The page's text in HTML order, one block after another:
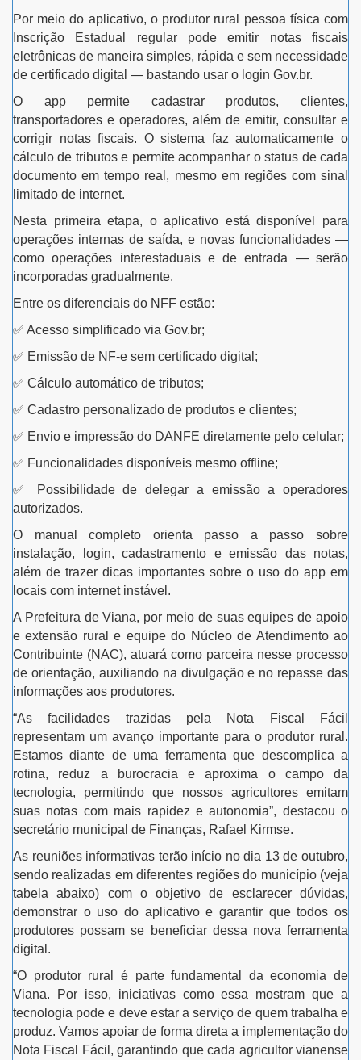
Por meio do aplicativo, o produtor rural pessoa física com
Inscrição Estadual regular pode emitir notas fiscais
eletrônicas de maneira simples, rápida e sem necessidade
de certificado digital — bastando usar o login Gov.br.
O app permite cadastrar produtos, clientes,
transportadores e operadores, além de emitir, consultar e
corrigir notas fiscais. O sistema faz automaticamente o
cálculo de tributos e permite acompanhar o status de cada
documento em tempo real, mesmo em regiões com sinal
limitado de internet.
Nesta primeira etapa, o aplicativo está disponível para
operações internas de saída, e novas funcionalidades —
como operações interestaduais e de entrada — serão
incorporadas gradualmente.
Entre os diferenciais do NFF estão:
✅ Acesso simplificado via Gov.br;
✅ Emissão de NF-e sem certificado digital;
✅ Cálculo automático de tributos;
✅ Cadastro personalizado de produtos e clientes;
✅ Envio e impressão do DANFE diretamente pelo celular;
✅ Funcionalidades disponíveis mesmo offline;
✅
Possibilidade de delegar a emissão a operadores
autorizados.
O manual completo orienta passo a passo sobre
instalação, login, cadastramento e emissão das notas,
além de trazer dicas importantes sobre o uso do app em
locais com internet instável.
A Prefeitura de Viana, por meio de suas equipes de apoio
e extensão rural e equipe do Núcleo de Atendimento ao
Contribuinte (NAC), atuará como parceira nesse processo
de orientação, auxiliando na divulgação e no repasse das
informações aos produtores.
“As facilidades trazidas pela Nota Fiscal Fácil
representam um avanço importante para o produtor rural.
Estamos diante de uma ferramenta que descomplica a
rotina, reduz a burocracia e aproxima o campo da
tecnologia, permitindo que nossos agricultores emitam
suas notas com mais rapidez e autonomia”, destacou o
secretário municipal de Finanças, Rafael Kirmse.
As reuniões informativas terão início no dia 13 de outubro,
sendo realizadas em diferentes regiões do município (veja
tabela abaixo) com o objetivo de esclarecer dúvidas,
demonstrar o uso do aplicativo e garantir que todos os
produtores possam se beneficiar dessa nova ferramenta
digital.
“O produtor rural é parte fundamental da economia de
Viana. Por isso, iniciativas como essa mostram que a
tecnologia pode e deve estar a serviço de quem trabalha e
produz. Vamos apoiar de forma direta a implementação do
Nota Fiscal Fácil, garantindo que cada agricultor vianense